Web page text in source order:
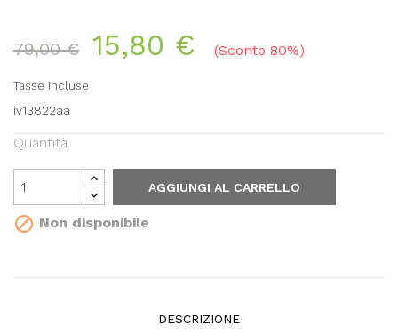
79,00 € 15,80 € Sconto 80%
Tasse incluse
iv13822aa
Quantità
AGGIUNGI AL CARRELLO
 Non disponibile
DESCRIZIONE